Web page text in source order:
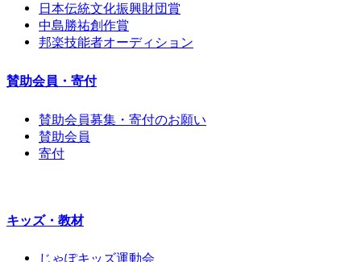
日本伝統文化振興財団賞
中島勝祐創作賞
邦楽技能者オーディション
賛助会員・寄付
賛助会員募集・寄付のお願い
賛助会員
寄付
キッズ・教材
じゃぽキッズ運動会